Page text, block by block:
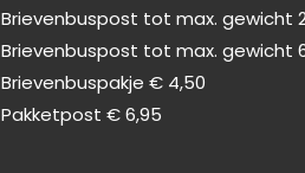
Brievenbuspost tot max. gewicht
Brievenbuspost tot max. gewicht
Brievenbuspakje € 4,50
Pakketpost € 6,95